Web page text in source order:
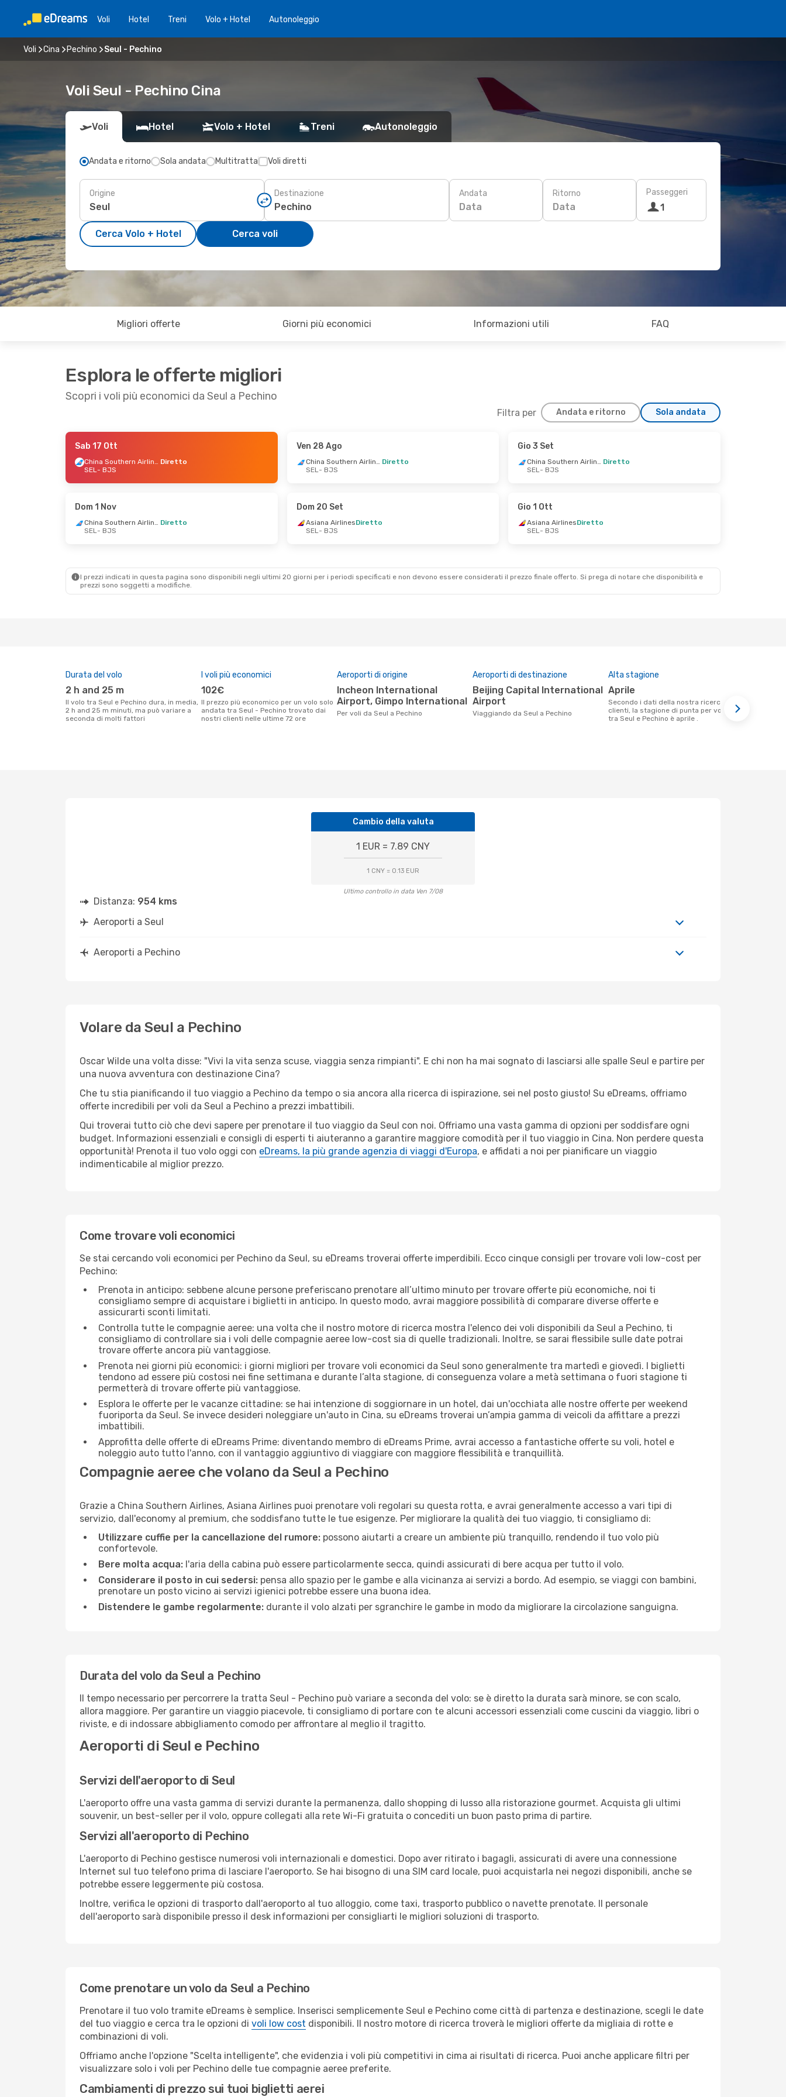
Voli Hotel Treni Volo + Hotel Autonoleggio
Voli Cina Pechino Seul - Pechino
Voli Seul - Pechino Cina
Voli Hotel Volo + Hotel Treni Autonoleggio
Andata e ritorno Sola andata Multitratta Voli diretti
Origine Destinazione Andata
Data
Ritorno
Data
Passeggeri
1
Cerca Volo + Hotel Cerca voli
Migliori offerte Giorni più economici Informazioni utili FAQ
Esplora le offerte migliori
Scopri i voli più economici da Seul a Pechino
Filtra per Andata e ritorno Sola andata
- Lun 7 Set
China Southern Airlines
China Southern Airlines
Sab 17 Ott
China Southern Airlines Diretto
SEL- BJS
Ven 28 Ago
China Southern Airlines Diretto
SEL- BJS
Gio 3 Set
China Southern Airlines Diretto
SEL- BJS
Dom 1 Nov
China Southern Airlines Diretto
SEL- BJS
Dom 20 Set
Asiana AirlinesDiretto
SEL- BJS
Gio 1 Ott
Asiana AirlinesDiretto
SEL- BJS
I prezzi indicati in questa pagina sono disponibili negli ultimi 20 giorni per i periodi specificati e non devono essere considerati il ​​prezzo finale offerto. Si prega di notare che disponibilità e
prezzi sono soggetti a modifiche.
Durata del volo
2 h and 25 m
Il volo tra Seul e Pechino dura, in media,
2 h and 25 m minuti, ma può variare a
seconda di molti fattori
I voli più economici
102€
Il prezzo più economico per un volo solo
andata tra Seul - Pechino trovato dai
nostri clienti nelle ultime 72 ore
Aeroporti di origine
Incheon International
Airport, Gimpo International
Per voli da Seul a Pechino
Aeroporti di destinazione
Beijing Capital International
Airport
Viaggiando da Seul a Pechino
Alta stagione
aprile
Secondo i dati della nostra ricerca
clienti, la stagione di punta per volare
tra Seul e Pechino è aprile .
Cambio della valuta
1 EUR = 7.89 CNY
1 CNY = 0.13 EUR
Ultimo controllo in data Ven 7/08
Distanza: 954 kms
Aeroporti a Seul
Aeroporti a Pechino
Volare da Seul a Pechino
Oscar Wilde una volta disse: "Vivi la vita senza scuse, viaggia senza rimpianti". E chi non ha mai sognato di lasciarsi alle spalle Seul e partire per
una nuova avventura con destinazione Cina?
Che tu stia pianificando il tuo viaggio a Pechino da tempo o sia ancora alla ricerca di ispirazione, sei nel posto giusto! Su eDreams, offriamo
offerte incredibili per voli da Seul a Pechino a prezzi imbattibili.
Qui troverai tutto ciò che devi sapere per prenotare il tuo viaggio da Seul con noi. Offriamo una vasta gamma di opzioni per soddisfare ogni
budget. Informazioni essenziali e consigli di esperti ti aiuteranno a garantire maggiore comodità per il tuo viaggio in Cina. Non perdere questa
opportunità! Prenota il tuo volo oggi con eDreams, la più grande agenzia di viaggi d'Europa, e affidati a noi per pianificare un viaggio
indimenticabile al miglior prezzo.
Come trovare voli economici
Se stai cercando voli economici per Pechino da Seul, su eDreams troverai offerte imperdibili. Ecco cinque consigli per trovare voli low-cost per
Pechino:
Prenota in anticipo: sebbene alcune persone preferiscano prenotare all’ultimo minuto per trovare offerte più economiche, noi ti
consigliamo sempre di acquistare i biglietti in anticipo. In questo modo, avrai maggiore possibilità di comparare diverse offerte e
assicurarti sconti limitati.
Controlla tutte le compagnie aeree: una volta che il nostro motore di ricerca mostra l'elenco dei voli disponibili da Seul a Pechino, ti
consigliamo di controllare sia i voli delle compagnie aeree low-cost sia di quelle tradizionali. Inoltre, se sarai flessibile sulle date potrai
trovare offerte ancora più vantaggiose.
Prenota nei giorni più economici: i giorni migliori per trovare voli economici da Seul sono generalmente tra martedì e giovedì. I biglietti
tendono ad essere più costosi nei fine settimana e durante l’alta stagione, di conseguenza volare a metà settimana o fuori stagione ti
permetterà di trovare offerte più vantaggiose.
Esplora le offerte per le vacanze cittadine: se hai intenzione di soggiornare in un hotel, dai un'occhiata alle nostre offerte per weekend
fuoriporta da Seul. Se invece desideri noleggiare un'auto in Cina, su eDreams troverai un’ampia gamma di veicoli da affittare a prezzi
imbattibili.
Approfitta delle offerte di eDreams Prime: diventando membro di eDreams Prime, avrai accesso a fantastiche offerte su voli, hotel e
noleggio auto tutto l'anno, con il vantaggio aggiuntivo di viaggiare con maggiore flessibilità e tranquillità.
Compagnie aeree che volano da Seul a Pechino
Grazie a China Southern Airlines, Asiana Airlines puoi prenotare voli regolari su questa rotta, e avrai generalmente accesso a vari tipi di
servizio, dall'economy al premium, che soddisfano tutte le tue esigenze. Per migliorare la qualità dei tuo viaggio, ti consigliamo di:
Utilizzare cuffie per la cancellazione del rumore: possono aiutarti a creare un ambiente più tranquillo, rendendo il tuo volo più
confortevole.
Bere molta acqua: l'aria della cabina può essere particolarmente secca, quindi assicurati di bere acqua per tutto il volo.
Considerare il posto in cui sedersi: pensa allo spazio per le gambe e alla vicinanza ai servizi a bordo. Ad esempio, se viaggi con bambini,
prenotare un posto vicino ai servizi igienici potrebbe essere una buona idea.
Distendere le gambe regolarmente: durante il volo alzati per sgranchire le gambe in modo da migliorare la circolazione sanguigna.
Durata del volo da Seul a Pechino
Il tempo necessario per percorrere la tratta Seul - Pechino può variare a seconda del volo: se è diretto la durata sarà minore, se con scalo,
allora maggiore. Per garantire un viaggio piacevole, ti consigliamo di portare con te alcuni accessori essenziali come cuscini da viaggio, libri o
riviste, e di indossare abbigliamento comodo per affrontare al meglio il tragitto.
Aeroporti di Seul e Pechino
Servizi dell'aeroporto di Seul
L'aeroporto offre una vasta gamma di servizi durante la permanenza, dallo shopping di lusso alla ristorazione gourmet. Acquista gli ultimi
souvenir, un best-seller per il volo, oppure collegati alla rete Wi-Fi gratuita o concediti un buon pasto prima di partire.
Servizi all'aeroporto di Pechino
L'aeroporto di Pechino gestisce numerosi voli internazionali e domestici. Dopo aver ritirato i bagagli, assicurati di avere una connessione
Internet sul tuo telefono prima di lasciare l'aeroporto. Se hai bisogno di una SIM card locale, puoi acquistarla nei negozi disponibili, anche se
potrebbe essere leggermente più costosa.
Inoltre, verifica le opzioni di trasporto dall'aeroporto al tuo alloggio, come taxi, trasporto pubblico o navette prenotate. Il personale
dell'aeroporto sarà disponibile presso il desk informazioni per consigliarti le migliori soluzioni di trasporto.
Come prenotare un volo da Seul a Pechino
Prenotare il tuo volo tramite eDreams è semplice. Inserisci semplicemente Seul e Pechino come città di partenza e destinazione, scegli le date
del tuo viaggio e cerca tra le opzioni di voli low cost disponibili. Il nostro motore di ricerca troverà le migliori offerte da migliaia di rotte e
combinazioni di voli.
Offriamo anche l'opzione "Scelta intelligente", che evidenzia i voli più competitivi in cima ai risultati di ricerca. Puoi anche applicare filtri per
visualizzare solo i voli per Pechino delle tue compagnie aeree preferite.
Cambiamenti di prezzo sui tuoi biglietti aerei